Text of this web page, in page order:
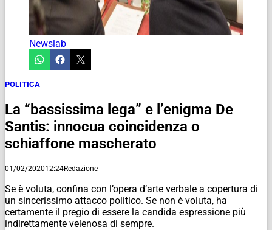
Newslab
POLITICA
La “bassissima lega” e l’enigma De
Santis: innocua coincidenza o
schiaffone mascherato
01/02/202012:24Redazione
Se è voluta, confina con l’opera d’arte verbale a copertura di
un sincerissimo attacco politico. Se non è voluta, ha
certamente il pregio di essere la candida espressione più
indirettamente velenosa di sempre.